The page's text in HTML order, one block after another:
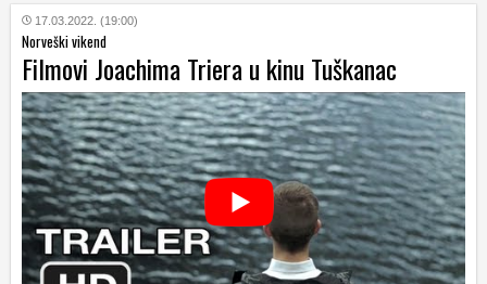
17.03.2022. (19:00)
Norveški vikend
Filmovi Joachima Triera u kinu Tuškanac